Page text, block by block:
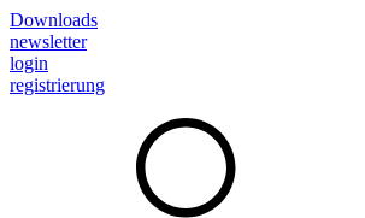
Downloads
newsletter
login
registrierung